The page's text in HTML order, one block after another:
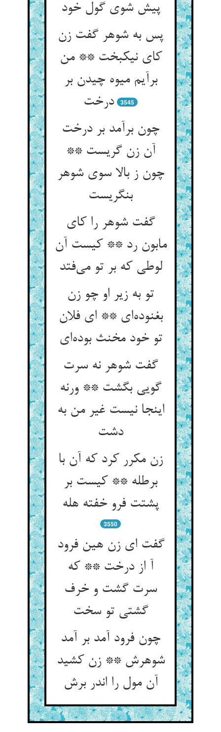
پیش شوی گول خود
پس به شوهر گفت زن
کای نیکبخت ** من
برآیم میوه چیدن بر
درخت
3545
چون برآمد بر درخت
آن زن گریست **
چون ز بالا سوی شوهر
بنگریست
گفت شوهر را کای
مابون رد ** کیست آن
لوطی که بر تو می‌فتد
تو به زیر او چو زن
بغنوده‌ای ** ای فلان
تو خود مخنث بوده‌ای
گفت شوهر نه سرت
گویی بگشت ** ورنه
اینجا نیست غیر من به
دشت
زن مکرر کرد که آن با
برطله ** کیست بر
پشتت فرو خفته هله
3550
گفت ای زن هین فرود
آ از درخت ** که
سرت گشت و خرف
گشتی تو سخت
چون فرود آمد بر آمد
شوهرش ** زن کشید
آن مول را اندر برش